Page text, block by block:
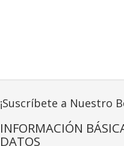
¡Suscríbete a Nuestro
INFORMACIÓN
DATOS